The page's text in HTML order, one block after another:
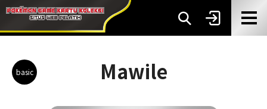
basic Mawile